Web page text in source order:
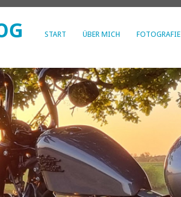
START ÜBER MICH FOTOGRAFIE